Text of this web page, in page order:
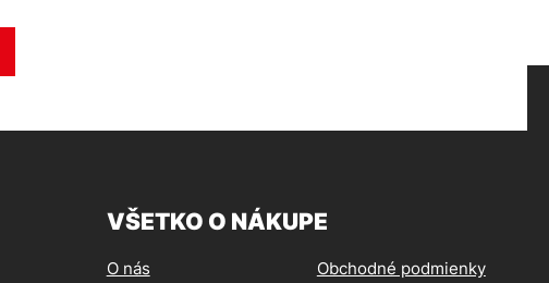
VŠETKO O NÁKUPE
O nás
Obchodné podmienky